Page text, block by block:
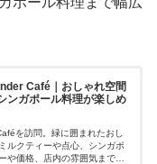
Café｜おしゃれ空間
ンガポール料理が楽しめ
を訪問。緑に囲まれたおし
ルクティーや点心、シンガポ
や価格、店内の雰囲気まで写